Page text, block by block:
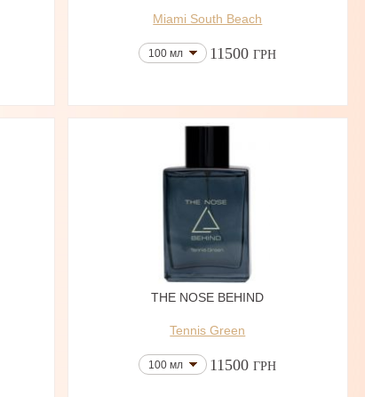
Miami South Beach
100 мл 11500 ГРН
THE NOSE BEHIND
Tennis Green
100 мл 11500 ГРН